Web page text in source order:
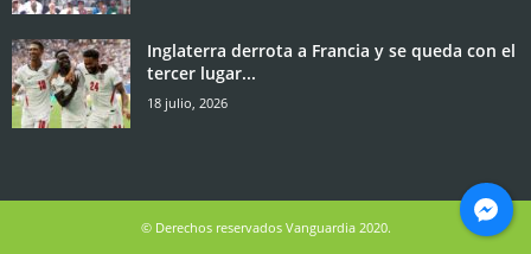
Inglaterra derrota a Francia y se queda con el
tercer lugar...
18 julio, 2026
© Derechos reservados Vanguardia 2020.